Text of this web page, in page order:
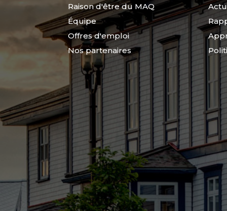
Raison d'être du MAQ
Équipe
Offres d'emploi
Nos partenaires